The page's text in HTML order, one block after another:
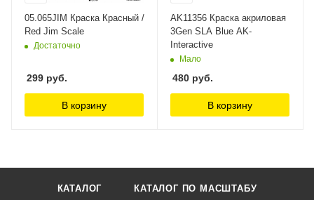
05.065JIM Краска Красный /
Red Jim Scale
Достаточно
299 руб.
В корзину
AK11356 Краска акриловая
3Gen SLA Blue AK-
Interactive
Мало
480 руб.
В корзину
КАТАЛОГ КАТАЛОГ ПО МАСШТАБУ